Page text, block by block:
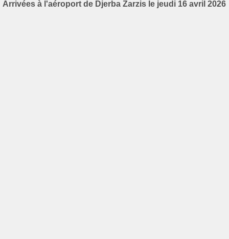
Arrivées à l'aéroport de Djerba Zarzis le jeudi 16 avril 2026